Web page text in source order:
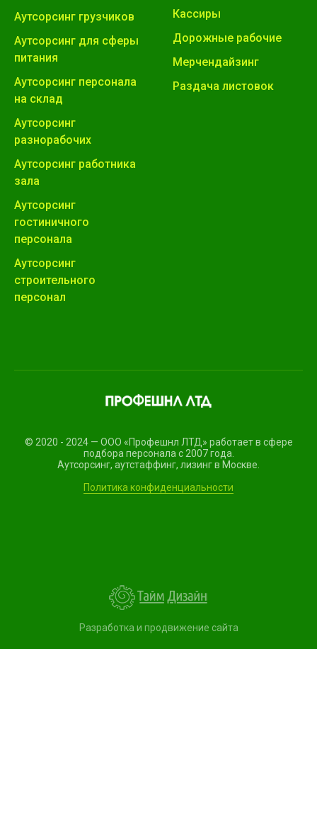
Аутсорсинг грузчиков
Аутсорсинг для сферы
питания
Аутсорсинг персонала
на склад
Аутсорсинг
разнорабочих
Аутсорсинг работника
зала
Аутсорсинг
гостиничного
персонала
Аутсорсинг
строительного
персонал
Кассиры
Дорожные рабочие
Мерчендайзинг
Раздача листовок
© 2020 - 2024 — ООО «Профешнл ЛТД» работает в сфере
подбора персонала с 2007 года.
Аутсорсинг, аутстаффинг, лизинг в Москве.
Политика конфиденциальности
Разработка и продвижение сайта